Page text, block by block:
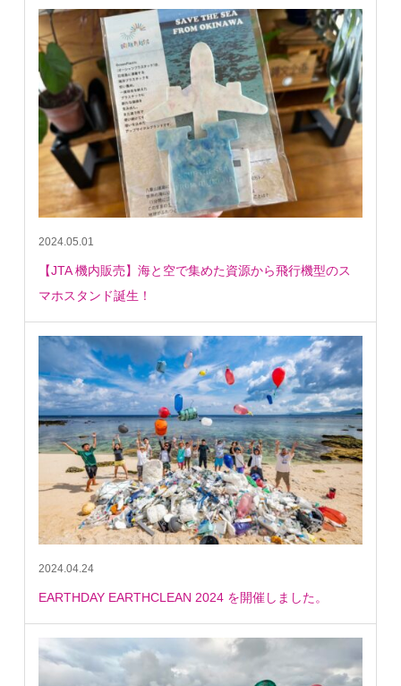
2024.05.01
【JTA 機内販売】海と空で集めた資源から飛行機型のス
マホスタンド誕生！
2024.04.24
EARTHDAY EARTHCLEAN 2024 を開催しました。